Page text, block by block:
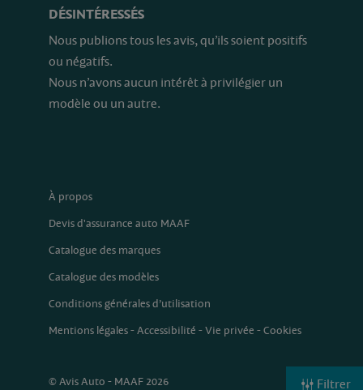
Filtrer
DÉSINTÉRESSÉS
Nous publions tous les avis, qu’ils soient positifs
ou négatifs.
Nous n’avons aucun intérêt à privilégier un
modèle ou un autre.
À propos
Devis d'assurance auto MAAF
Catalogue des marques
Catalogue des modèles
Conditions générales d’utilisation
Mentions légales-Accessibilité -Vie privée -Cookies
© Avis Auto - MAAF 2026